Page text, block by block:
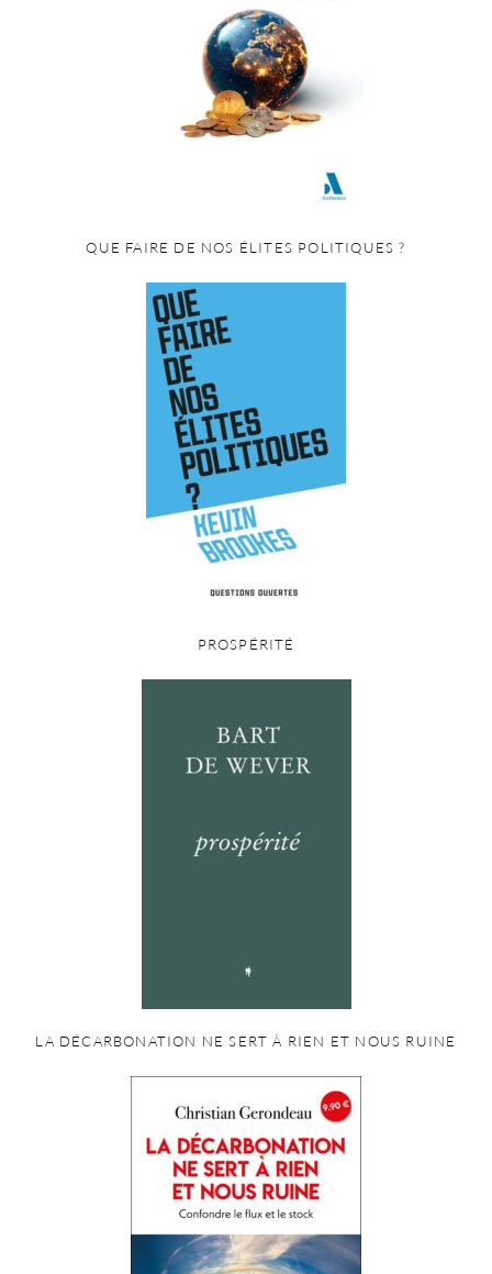
QUE FAIRE DE NOS ÉLITES POLITIQUES ?
PROSPÉRITÉ
LA DÉCARBONATION NE SERT À RIEN ET NOUS RUINE